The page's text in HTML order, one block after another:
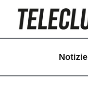
contenuto
Notizie